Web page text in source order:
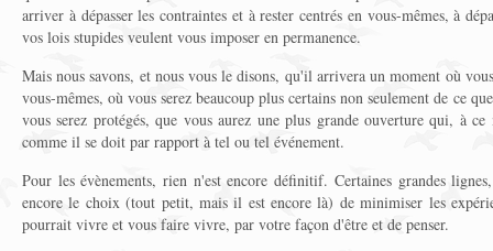
arriver à dépasser les contraintes et à rester centrés en vous-mêmes, à
vos lois stupides veulent vous imposer en permanence.
Mais nous savons, et nous vous le disons, qu'il arrivera un moment où
vous-mêmes, où vous serez beaucoup plus certains non seulement de ce
vous serez protégés, que vous aurez une plus grande ouverture qui, à
comme il se doit par rapport à tel ou tel événement.
Pour les évènements, rien n'est encore définitif. Certaines grandes
encore le choix (tout petit, mais il est encore là) de minimiser les
pourrait vivre et vous faire vivre, par votre façon d'être et de penser.